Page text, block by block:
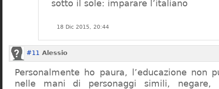
sotto il sole: imparare l’italiano
18 Dic 2015, 20:44
#11 Alessio
Personalmente ho paura, l’educazione non
nelle mani di personaggi simili, negare,